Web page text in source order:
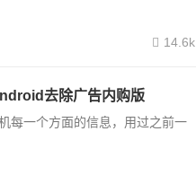
14.6k
去除广告内购版
每一个方面的信息，用过之前一